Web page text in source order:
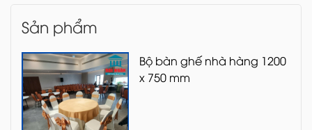
Sản phẩm
Bộ bàn ghế nhà hàng 1200
x 750 mm